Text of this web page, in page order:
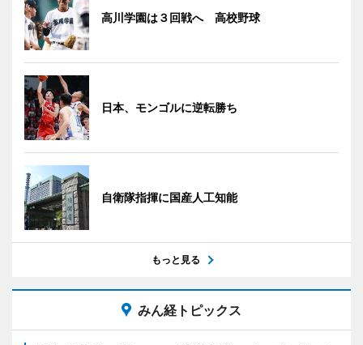
高川学園は３回戦へ 高校野球
日本、モンゴルに逆転勝ち
自衛隊指揮に国産人工知能
もっと見る
みん経トピックス